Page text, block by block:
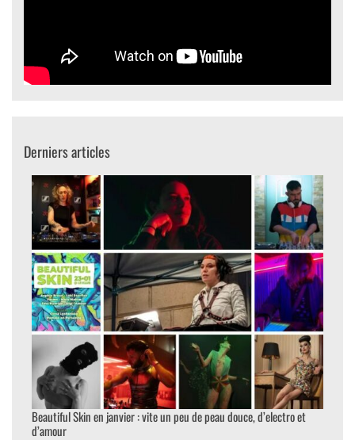
Derniers articles
Beautiful Skin en janvier : vite un peu de peau douce, d’electro et
d’amour